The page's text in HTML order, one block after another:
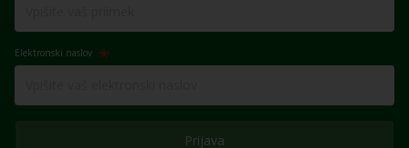
Elektronski naslov
Prijava